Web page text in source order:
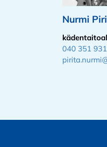
Nurmi
040 351